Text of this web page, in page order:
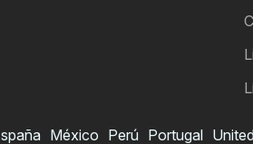
México Perú Portugal